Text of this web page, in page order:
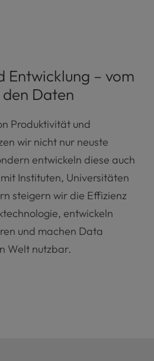
Entwicklung – vom
den Daten
Produktivität und
wir nicht nur neuste
entwickeln diese auch
Instituten, Universitäten
steigern wir die Effizienz
entwickeln
und machen Data
Welt nutzbar.